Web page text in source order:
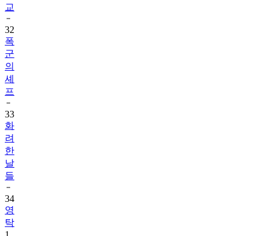
교
32
폭
군
의
셰
프
33
화
려
한
날
들
34
영
탁